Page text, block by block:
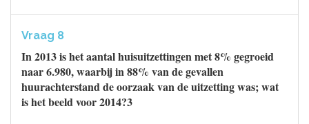
Vraag 8
In 2013 is het aantal huisuitzettingen met 8% gegroeid
naar 6.980, waarbij in 88% van de gevallen
huurachterstand de oorzaak van de uitzetting was; wat
is het beeld voor 2014?3